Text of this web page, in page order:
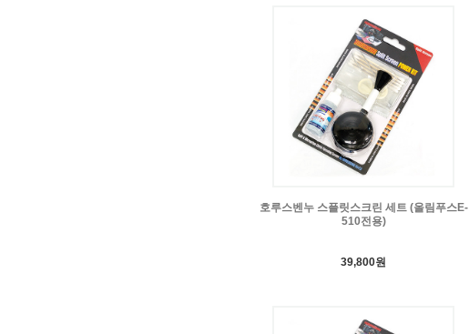
호루스벤누 스플릿스크린 세트 (올림푸스E-
510전용)
39,800원